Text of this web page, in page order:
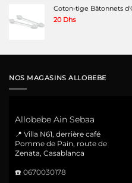
Coton-tige Bâtonnets
20 Dhs
NOS MAGASINS ALLOBEBE
Allobebe Ain Sebaa
📍 Villa N61, derrière café
Pomme de Pain, route de
Zenata, Casablanca
☎️ 0670030178